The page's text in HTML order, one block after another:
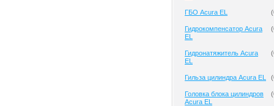
ГБО Acura EL (
Гидрокомпенсатор Acura
EL
(
Гидронатяжитель Acura
EL
(
Гильза цилиндра Acura EL (
Головка блока цилиндров
Acura EL
(